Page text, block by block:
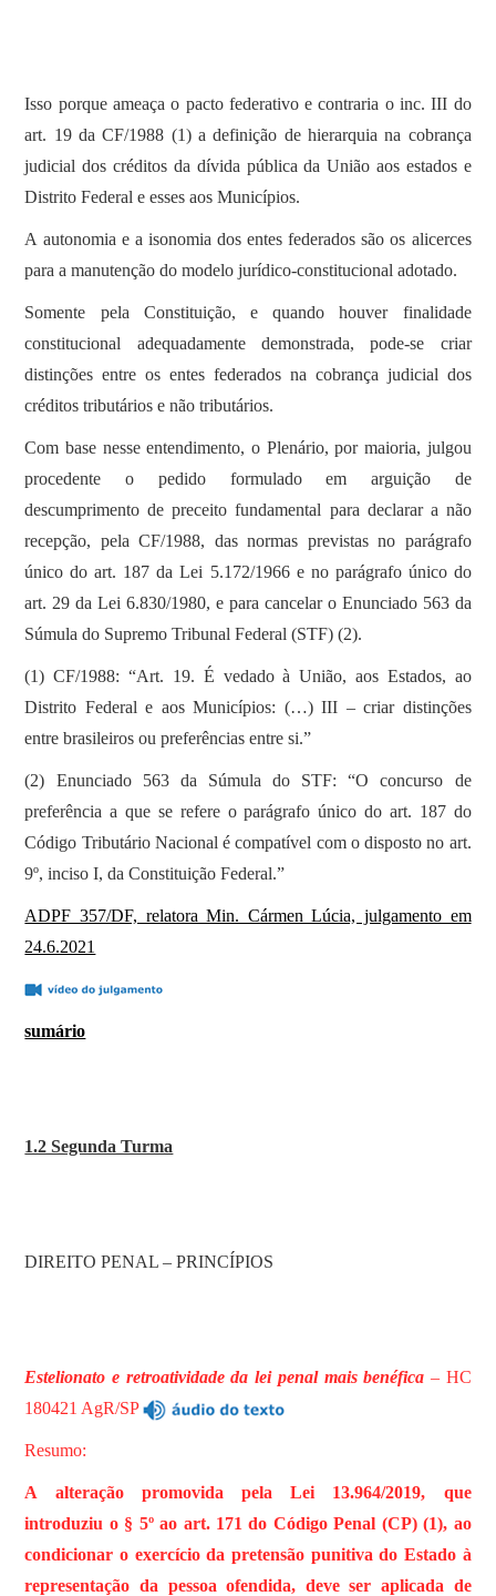
Isso porque ameaça o pacto federativo e contraria o inc. III do
art. 19 da CF/1988 (1) a definição de hierarquia na cobrança
judicial dos créditos da dívida pública da União aos estados e
Distrito Federal e esses aos Municípios.
A autonomia e a isonomia dos entes federados são os alicerces
para a manutenção do modelo jurídico-constitucional adotado.
Somente pela Constituição, e quando houver finalidade
constitucional adequadamente demonstrada, pode-se criar
distinções entre os entes federados na cobrança judicial dos
créditos tributários e não tributários.
Com base nesse entendimento, o Plenário, por maioria, julgou
procedente o pedido formulado em arguição de
descumprimento de preceito fundamental para declarar a não
recepção, pela CF/1988, das normas previstas no parágrafo
único do art. 187 da Lei 5.172/1966 e no parágrafo único do
art. 29 da Lei 6.830/1980, e para cancelar o Enunciado 563 da
Súmula do Supremo Tribunal Federal (STF) (2).
(1) CF/1988: “Art. 19. É vedado à União, aos Estados, ao
Distrito Federal e aos Municípios: (…) III – criar distinções
entre brasileiros ou preferências entre si.”
(2) Enunciado 563 da Súmula do STF: “O concurso de
preferência a que se refere o parágrafo único do art. 187 do
Código Tributário Nacional é compatível com o disposto no art.
9º, inciso I, da Constituição Federal.”
ADPF 357/DF, relatora Min. Cármen Lúcia, julgamento em
24.6.2021
sumário
1.2 Segunda Turma
DIREITO PENAL – PRINCÍPIOS
Estelionato e retroatividade da lei penal mais benéfica – HC
180421 AgR/SP
Resumo:
A alteração promovida pela Lei 13.964/2019, que
introduziu o § 5º ao art. 171 do Código Penal (CP) (1), ao
condicionar o exercício da pretensão punitiva do Estado à
representação da pessoa ofendida, deve ser aplicada de